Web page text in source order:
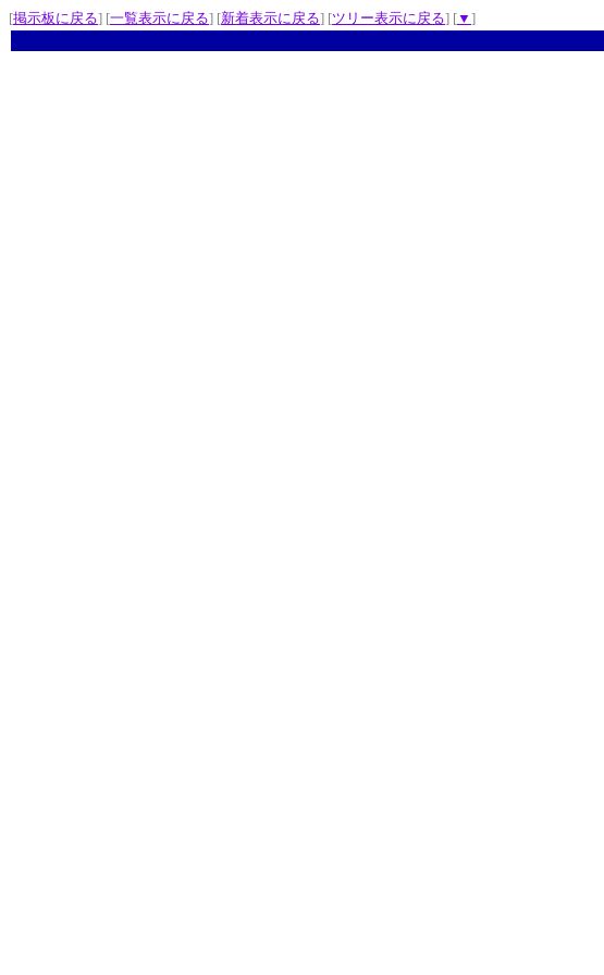
[掲示板に戻る] [一覧表示に戻る] [新着表示に戻る] [ツリー表示に戻る] [▼ ]